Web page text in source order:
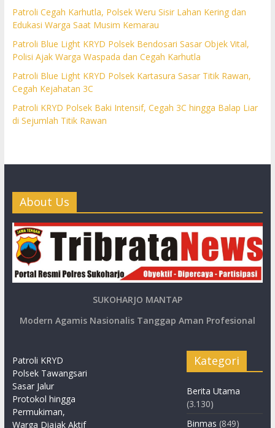
Patroli Cegah Karhutla, Polsek Weru Sisir Lahan Kering dan
Edukasi Warga Saat Musim Kemarau
Patroli Blue Light KRYD Polsek Bendosari Sasar Objek Vital,
Polisi Ajak Warga Waspada dan Cegah Karhutla
Patroli Blue Light KRYD Polsek Kartasura Sasar Titik Rawan,
Cegah Kejahatan 3C
Patroli KRYD Polsek Baki Intensif, Cegah 3C hingga Balap Liar
di Sejumlah Titik Rawan
About Us
SUKOHARJO MANTAP
Modern Agamis Nasionalis Tanggap Aman Profesional
Patroli KRYD
Polsek Tawangsari
Sasar Jalur
Protokol hingga
Permukiman,
Warga Diajak Aktif
Kategori
Berita Utama
(3.130)
Binmas (849)